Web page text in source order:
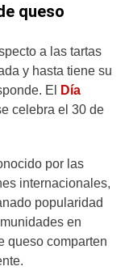
queso
a las tartas
y hasta tiene su
El
Día
celebra el 30 de
por las
internacionales,
popularidad
en
queso comparten